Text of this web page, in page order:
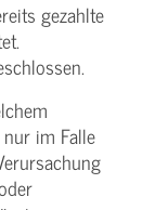
gezahlte
im Falle